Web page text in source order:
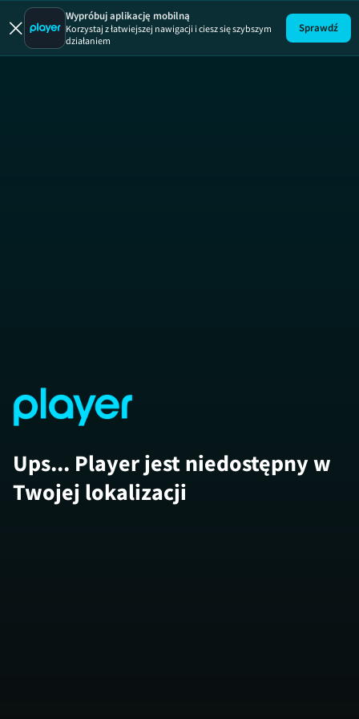
Uwaga!
Wypróbuj aplikację mobilną
Korzystaj z łatwiejszej nawigacji i ciesz się szybszym
działaniem
Sprawdź
Ups... Player jest niedostępny w
Twojej lokalizacji